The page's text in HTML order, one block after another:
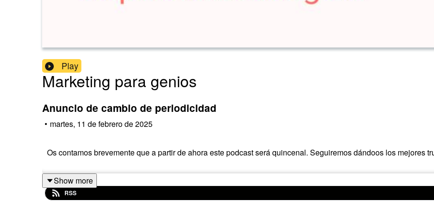
Play
Marketing para genios
Anuncio de cambio de periodicidad
• martes, 11 de febrero de 2025
Os contamos brevemente que a partir de ahora este podcast será quincenal. Seguiremos dándoos los mejores
Show more
RSS